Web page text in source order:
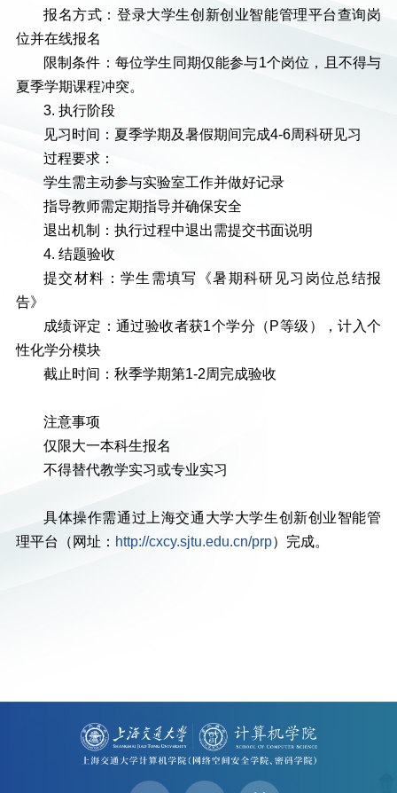
报名方式：登录大学生创新创业智能管理平台查询岗
位并在线报名
限制条件：每位学生同期仅能参与1个岗位，且不得与
夏季学期课程冲突。
3. 执行阶段
见习时间：夏季学期及暑假期间完成4-6周科研见习
过程要求：
学生需主动参与实验室工作并做好记录
指导教师需定期指导并确保安全
退出机制：执行过程中退出需提交书面说明
4. 结题验收
提交材料：学生需填写《暑期科研见习岗位总结报
告》
成绩评定：通过验收者获1个学分（P等级），计入个
性化学分模块
截止时间：秋季学期第1-2周完成验收
注意事项
仅限大一本科生报名
不得替代教学实习或专业实习
具体操作需通过上海交通大学大学生创新创业智能管
理平台（网址： http://cxcy.sjtu.edu.cn/prp）完成。